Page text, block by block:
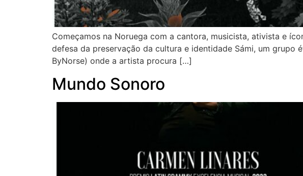
Começamos na Noruega com a cantora, musicista, ativista e
defesa da preservação da cultura e identidade Sámi, um grupo
ByNorse) onde a artista procura […]
Mundo Sonoro